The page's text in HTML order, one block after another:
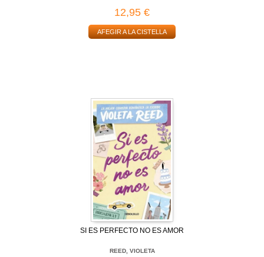
12,95 €
AFEGIR A LA CISTELLA
SI ES PERFECTO NO ES AMOR
REED, VIOLETA